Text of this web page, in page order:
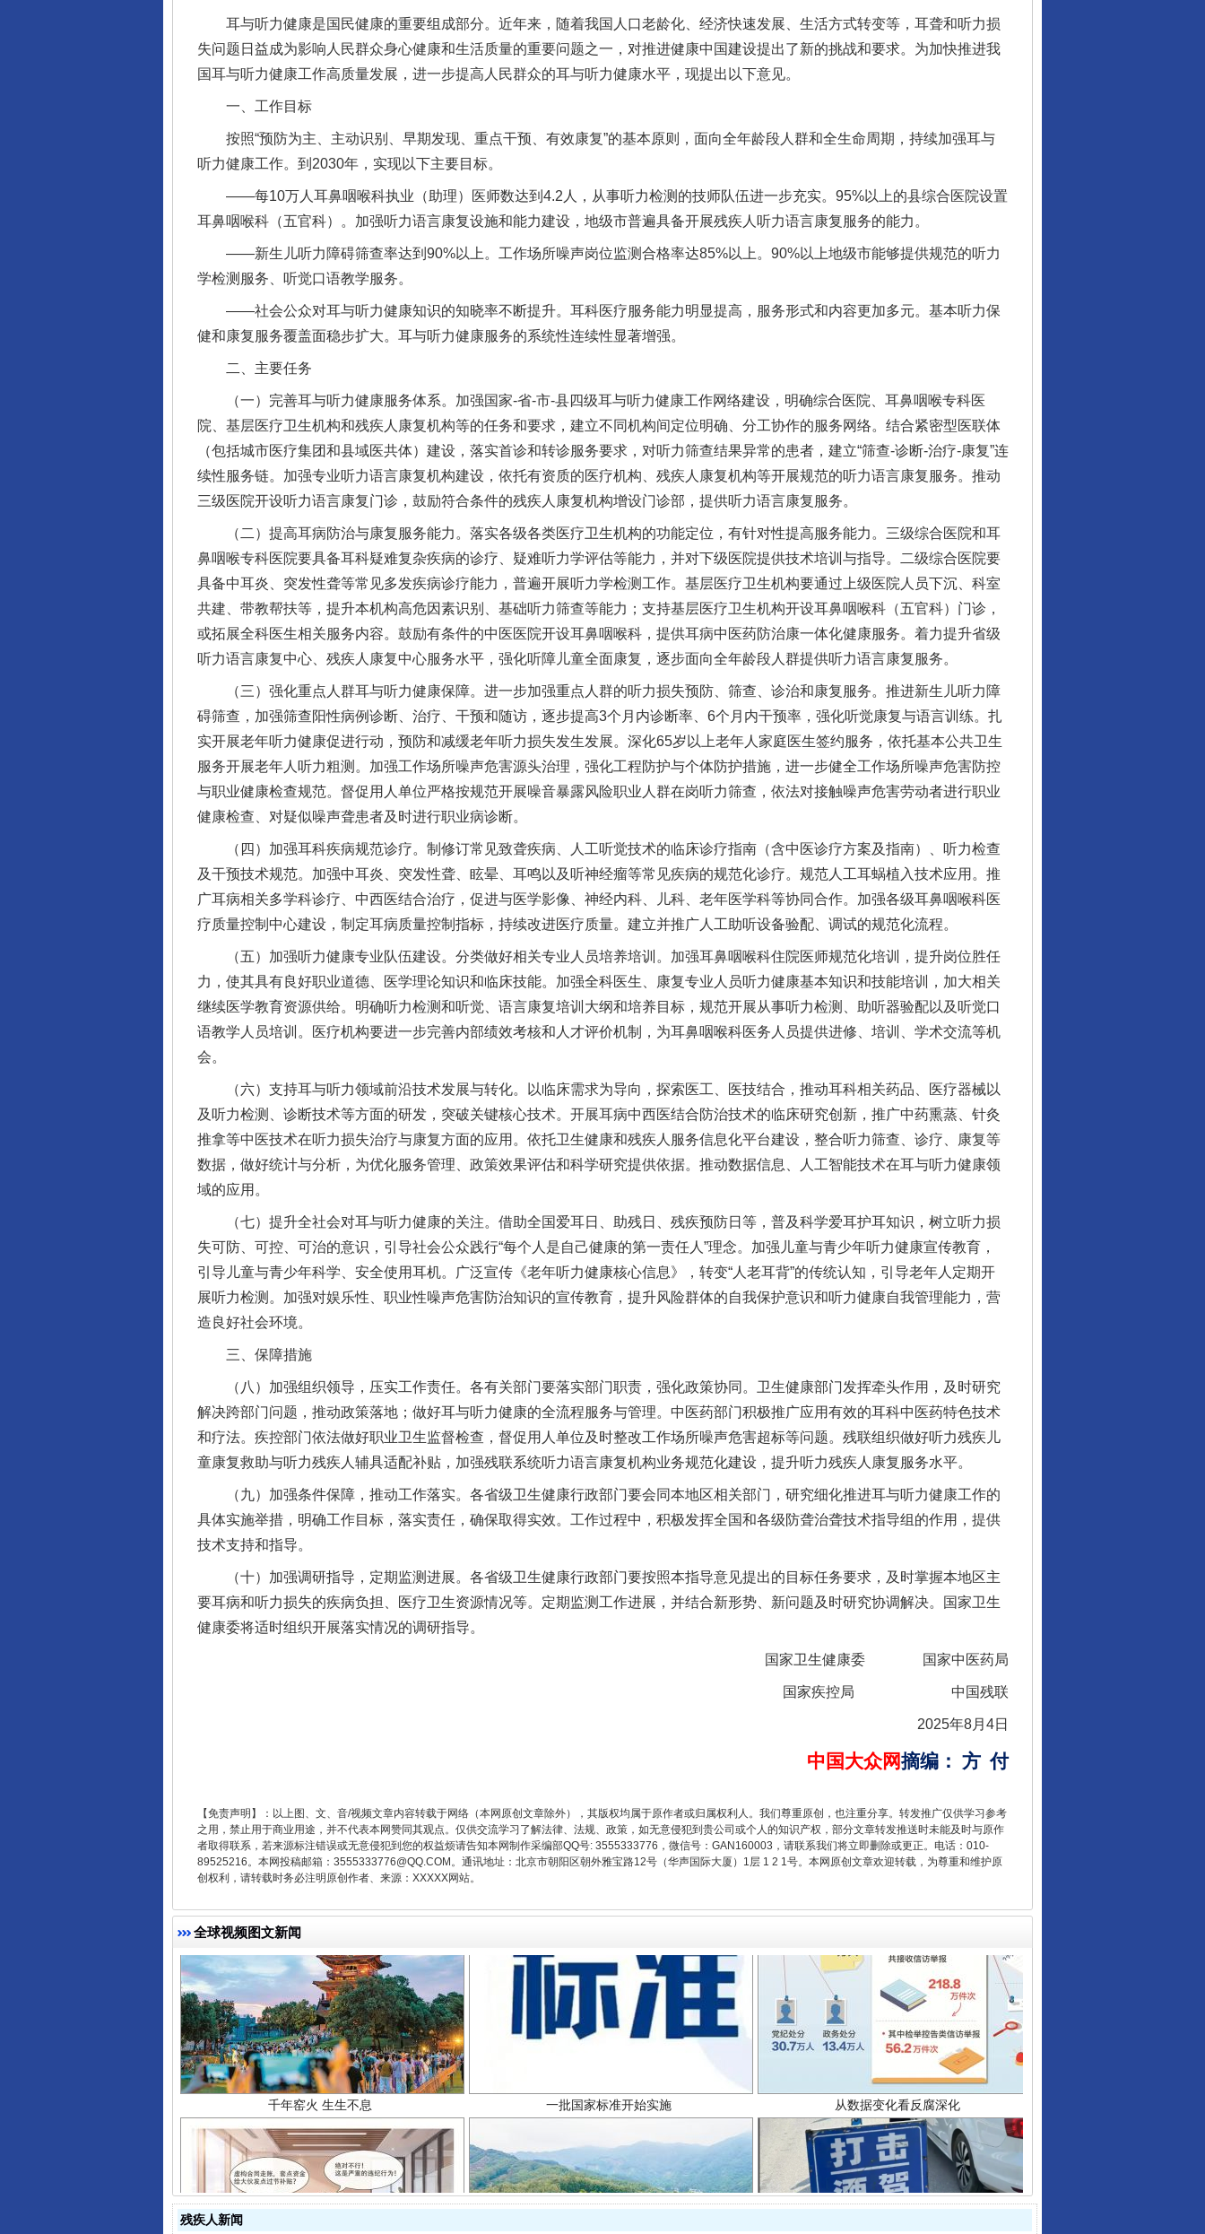
耳与听力健康是国民健康的重要组成部分。近年来，随着我国人口老龄化、经济快速发展、生活方式转变等，耳聋和听力损
失问题日益成为影响人民群众身心健康和生活质量的重要问题之一，对推进健康中国建设提出了新的挑战和要求。为加快推进我
国耳与听力健康工作高质量发展，进一步提高人民群众的耳与听力健康水平，现提出以下意见。
一、工作目标
按照“预防为主、主动识别、早期发现、重点干预、有效康复”的基本原则，面向全年龄段人群和全生命周期，持续加强耳与
听力健康工作。到2030年，实现以下主要目标。
——每10万人耳鼻咽喉科执业（助理）医师数达到4.2人，从事听力检测的技师队伍进一步充实。95%以上的县综合医院设置
耳鼻咽喉科（五官科）。加强听力语言康复设施和能力建设，地级市普遍具备开展残疾人听力语言康复服务的能力。
——新生儿听力障碍筛查率达到90%以上。工作场所噪声岗位监测合格率达85%以上。90%以上地级市能够提供规范的听力
学检测服务、听觉口语教学服务。
——社会公众对耳与听力健康知识的知晓率不断提升。耳科医疗服务能力明显提高，服务形式和内容更加多元。基本听力保
健和康复服务覆盖面稳步扩大。耳与听力健康服务的系统性连续性显著增强。
二、主要任务
（一）完善耳与听力健康服务体系。加强国家-省-市-县四级耳与听力健康工作网络建设，明确综合医院、耳鼻咽喉专科医
院、基层医疗卫生机构和残疾人康复机构等的任务和要求，建立不同机构间定位明确、分工协作的服务网络。结合紧密型医联体
（包括城市医疗集团和县域医共体）建设，落实首诊和转诊服务要求，对听力筛查结果异常的患者，建立“筛查-诊断-治疗-康复”连
续性服务链。加强专业听力语言康复机构建设，依托有资质的医疗机构、残疾人康复机构等开展规范的听力语言康复服务。推动
三级医院开设听力语言康复门诊，鼓励符合条件的残疾人康复机构增设门诊部，提供听力语言康复服务。
（二）提高耳病防治与康复服务能力。落实各级各类医疗卫生机构的功能定位，有针对性提高服务能力。三级综合医院和耳
鼻咽喉专科医院要具备耳科疑难复杂疾病的诊疗、疑难听力学评估等能力，并对下级医院提供技术培训与指导。二级综合医院要
具备中耳炎、突发性聋等常见多发疾病诊疗能力，普遍开展听力学检测工作。基层医疗卫生机构要通过上级医院人员下沉、科室
共建、带教帮扶等，提升本机构高危因素识别、基础听力筛查等能力；支持基层医疗卫生机构开设耳鼻咽喉科（五官科）门诊，
或拓展全科医生相关服务内容。鼓励有条件的中医医院开设耳鼻咽喉科，提供耳病中医药防治康一体化健康服务。着力提升省级
听力语言康复中心、残疾人康复中心服务水平，强化听障儿童全面康复，逐步面向全年龄段人群提供听力语言康复服务。
（三）强化重点人群耳与听力健康保障。进一步加强重点人群的听力损失预防、筛查、诊治和康复服务。推进新生儿听力障
碍筛查，加强筛查阳性病例诊断、治疗、干预和随访，逐步提高3个月内诊断率、6个月内干预率，强化听觉康复与语言训练。扎
实开展老年听力健康促进行动，预防和减缓老年听力损失发生发展。深化65岁以上老年人家庭医生签约服务，依托基本公共卫生
服务开展老年人听力粗测。加强工作场所噪声危害源头治理，强化工程防护与个体防护措施，进一步健全工作场所噪声危害防控
与职业健康检查规范。督促用人单位严格按规范开展噪音暴露风险职业人群在岗听力筛查，依法对接触噪声危害劳动者进行职业
健康检查、对疑似噪声聋患者及时进行职业病诊断。
（四）加强耳科疾病规范诊疗。制修订常见致聋疾病、人工听觉技术的临床诊疗指南（含中医诊疗方案及指南）、听力检查
及干预技术规范。加强中耳炎、突发性聋、眩晕、耳鸣以及听神经瘤等常见疾病的规范化诊疗。规范人工耳蜗植入技术应用。推
广耳病相关多学科诊疗、中西医结合治疗，促进与医学影像、神经内科、儿科、老年医学科等协同合作。加强各级耳鼻咽喉科医
疗质量控制中心建设，制定耳病质量控制指标，持续改进医疗质量。建立并推广人工助听设备验配、调试的规范化流程。
（五）加强听力健康专业队伍建设。分类做好相关专业人员培养培训。加强耳鼻咽喉科住院医师规范化培训，提升岗位胜任
力，使其具有良好职业道德、医学理论知识和临床技能。加强全科医生、康复专业人员听力健康基本知识和技能培训，加大相关
继续医学教育资源供给。明确听力检测和听觉、语言康复培训大纲和培养目标，规范开展从事听力检测、助听器验配以及听觉口
语教学人员培训。医疗机构要进一步完善内部绩效考核和人才评价机制，为耳鼻咽喉科医务人员提供进修、培训、学术交流等机
会。
（六）支持耳与听力领域前沿技术发展与转化。以临床需求为导向，探索医工、医技结合，推动耳科相关药品、医疗器械以
及听力检测、诊断技术等方面的研发，突破关键核心技术。开展耳病中西医结合防治技术的临床研究创新，推广中药熏蒸、针灸
推拿等中医技术在听力损失治疗与康复方面的应用。依托卫生健康和残疾人服务信息化平台建设，整合听力筛查、诊疗、康复等
数据，做好统计与分析，为优化服务管理、政策效果评估和科学研究提供依据。推动数据信息、人工智能技术在耳与听力健康领
域的应用。
（七）提升全社会对耳与听力健康的关注。借助全国爱耳日、助残日、残疾预防日等，普及科学爱耳护耳知识，树立听力损
失可防、可控、可治的意识，引导社会公众践行“每个人是自己健康的第一责任人”理念。加强儿童与青少年听力健康宣传教育，
引导儿童与青少年科学、安全使用耳机。广泛宣传《老年听力健康核心信息》，转变“人老耳背”的传统认知，引导老年人定期开
展听力检测。加强对娱乐性、职业性噪声危害防治知识的宣传教育，提升风险群体的自我保护意识和听力健康自我管理能力，营
造良好社会环境。
三、保障措施
（八）加强组织领导，压实工作责任。各有关部门要落实部门职责，强化政策协同。卫生健康部门发挥牵头作用，及时研究
解决跨部门问题，推动政策落地；做好耳与听力健康的全流程服务与管理。中医药部门积极推广应用有效的耳科中医药特色技术
和疗法。疾控部门依法做好职业卫生监督检查，督促用人单位及时整改工作场所噪声危害超标等问题。残联组织做好听力残疾儿
童康复救助与听力残疾人辅具适配补贴，加强残联系统听力语言康复机构业务规范化建设，提升听力残疾人康复服务水平。
（九）加强条件保障，推动工作落实。各省级卫生健康行政部门要会同本地区相关部门，研究细化推进耳与听力健康工作的
具体实施举措，明确工作目标，落实责任，确保取得实效。工作过程中，积极发挥全国和各级防聋治聋技术指导组的作用，提供
技术支持和指导。
（十）加强调研指导，定期监测进展。各省级卫生健康行政部门要按照本指导意见提出的目标任务要求，及时掌握本地区主
要耳病和听力损失的疾病负担、医疗卫生资源情况等。定期监测工作进展，并结合新形势、新问题及时研究协调解决。国家卫生
健康委将适时组织开展落实情况的调研指导。
国家卫生健康委 国家中医药局
国家疾控局 中国残联
2025年8月4日
中国大众网摘编 ： 方 付
【免责声明】：以上图、文、音/视频文章内容转载于网络（本网原创文章除外），其版权均属于原作者或归属权利人。我们尊重原创，也注重分享。转发推广仅供学习参考
之用，禁止用于商业用途，并不代表本网赞同其观点。仅供交流学习了解法律、法规、政策，如无意侵犯到贵公司或个人的知识产权，部分文章转发推送时未能及时与原作
者取得联系，若来源标注错误或无意侵犯到您的权益烦请告知本网制作采编部QQ号: 3555333776，微信号：GAN160003，请联系我们将立即删除或更正。电话：010-
89525216。本网投稿邮箱：3555333776@QQ.COM。通讯地址：北京市朝阳区朝外雅宝路12号（华声国际大厦）1层 1 2 1号。本网原创文章欢迎转载，为尊重和维护原
创权利，请转载时务必注明原创作者、来源：XXXXX网站。
全球视频图文新闻
完善运行机制助力责任有效落实 一纸欠条伤亲情 巡回调解促和解.. 行业协会接连发公告
让核能赋能千行百业
千年窑火 生生不息 一批国家标准开始实施 从数据变化看反腐深化
残疾人新闻